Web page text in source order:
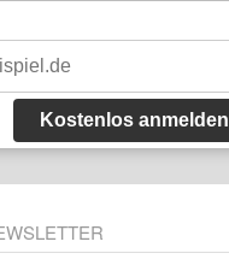
Kostenlos anmelden